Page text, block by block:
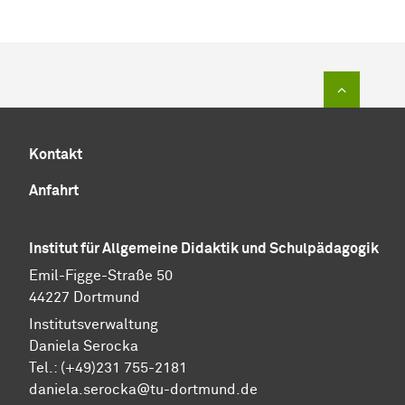
Kontakt
Anfahrt
Institut für Allgemeine Didaktik und Schulpädagogik
Emil-Figge-Straße 50
44227 Dortmund
Institutsverwaltung
Daniela Serocka
Tel.: (+49)231 755-2181
​​​​​​​daniela.serocka@tu-dortmund.de